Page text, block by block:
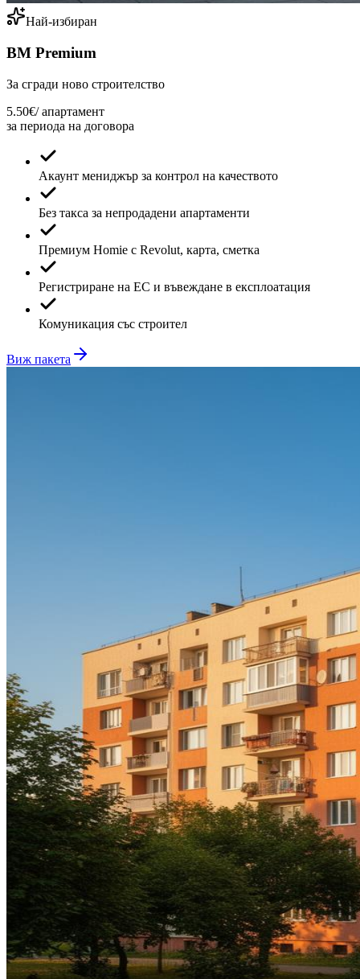
Най-избиран
ВМ Premium
За сгради ново строителство
5.50€/ апартамент
за периода на договора
Акаунт мениджър за контрол на качеството
Без такса за непродадени апартаменти
Премиум Homie с Revolut, карта, сметка
Регистриране на ЕС и въвеждане в експлоатация
Комуникация със строител
Виж пакета